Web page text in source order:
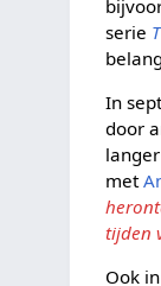
serie
In
door
met
tijden
Ook